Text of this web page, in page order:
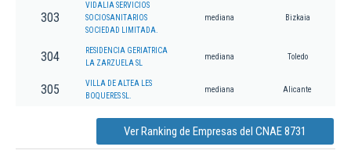
303
VIDALIA SERVICIOS
SOCIOSANITARIOS
SOCIEDAD LIMITADA.
mediana Bizkaia
304
RESIDENCIA GERIATRICA
LA ZARZUELA SL
mediana Toledo
305
VILLA DE ALTEA LES
BOQUERES SL.
mediana Alicante
Ver Ranking de Empresas del CNAE 8731